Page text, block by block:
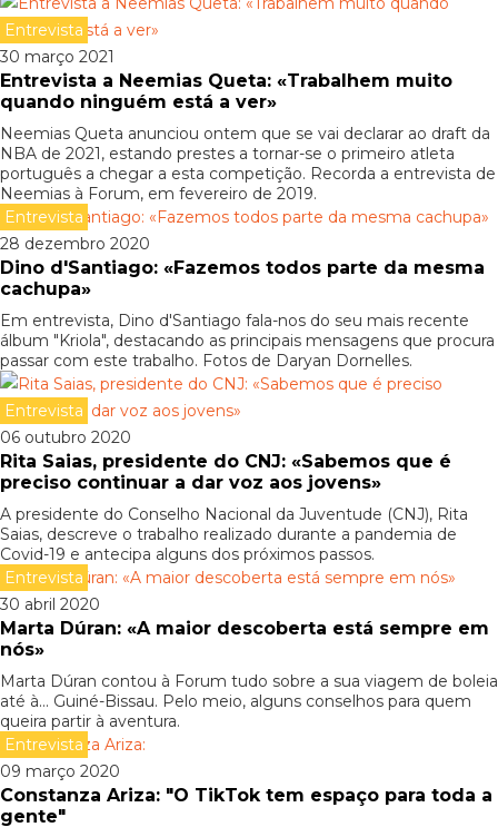
Entrevista
30 março 2021
Entrevista a Neemias Queta: «Trabalhem muito
quando ninguém está a ver»
Neemias Queta anunciou ontem que se vai declarar ao draft da
NBA de 2021, estando prestes a tornar-se o primeiro atleta
português a chegar a esta competição. Recorda a entrevista de
Neemias à Forum, em fevereiro de 2019.
Entrevista
28 dezembro 2020
Dino d'Santiago: «Fazemos todos parte da mesma
cachupa»
Em entrevista, Dino d'Santiago fala-nos do seu mais recente
álbum "Kriola", destacando as principais mensagens que procura
passar com este trabalho. Fotos de Daryan Dornelles.
Entrevista
06 outubro 2020
Rita Saias, presidente do CNJ: «Sabemos que é
preciso continuar a dar voz aos jovens»
A presidente do Conselho Nacional da Juventude (CNJ), Rita
Saias, descreve o trabalho realizado durante a pandemia de
Covid-19 e antecipa alguns dos próximos passos.
Entrevista
30 abril 2020
Marta Dúran: «A maior descoberta está sempre em
nós»
Marta Dúran contou à Forum tudo sobre a sua viagem de boleia
até à... Guiné-Bissau. Pelo meio, alguns conselhos para quem
queira partir à aventura.
Entrevista
09 março 2020
Constanza Ariza: "O TikTok tem espaço para toda a
gente"